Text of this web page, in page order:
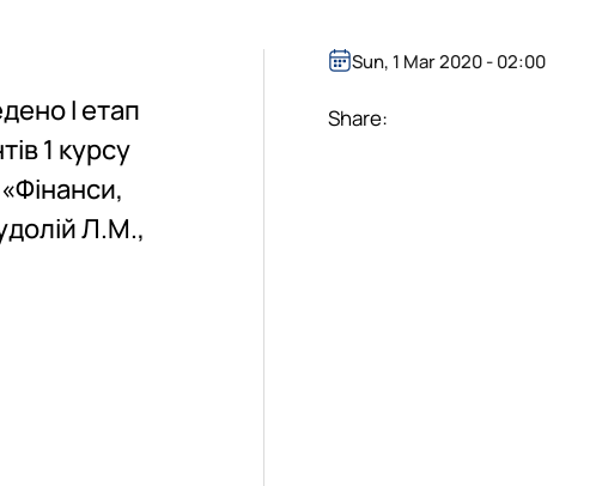
І етап
1 курсу
Л.М.,
Sun, 1 Mar 2020 - 02:00
Share: